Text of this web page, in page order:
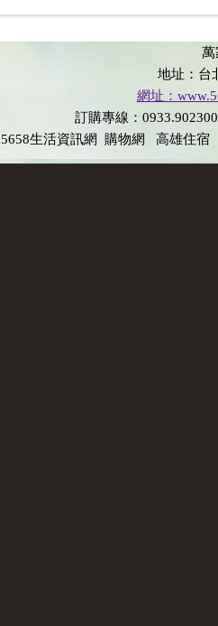
萬
地址：台
網址：
訂購專線：
5658生活資訊網 購物網 高雄住宿